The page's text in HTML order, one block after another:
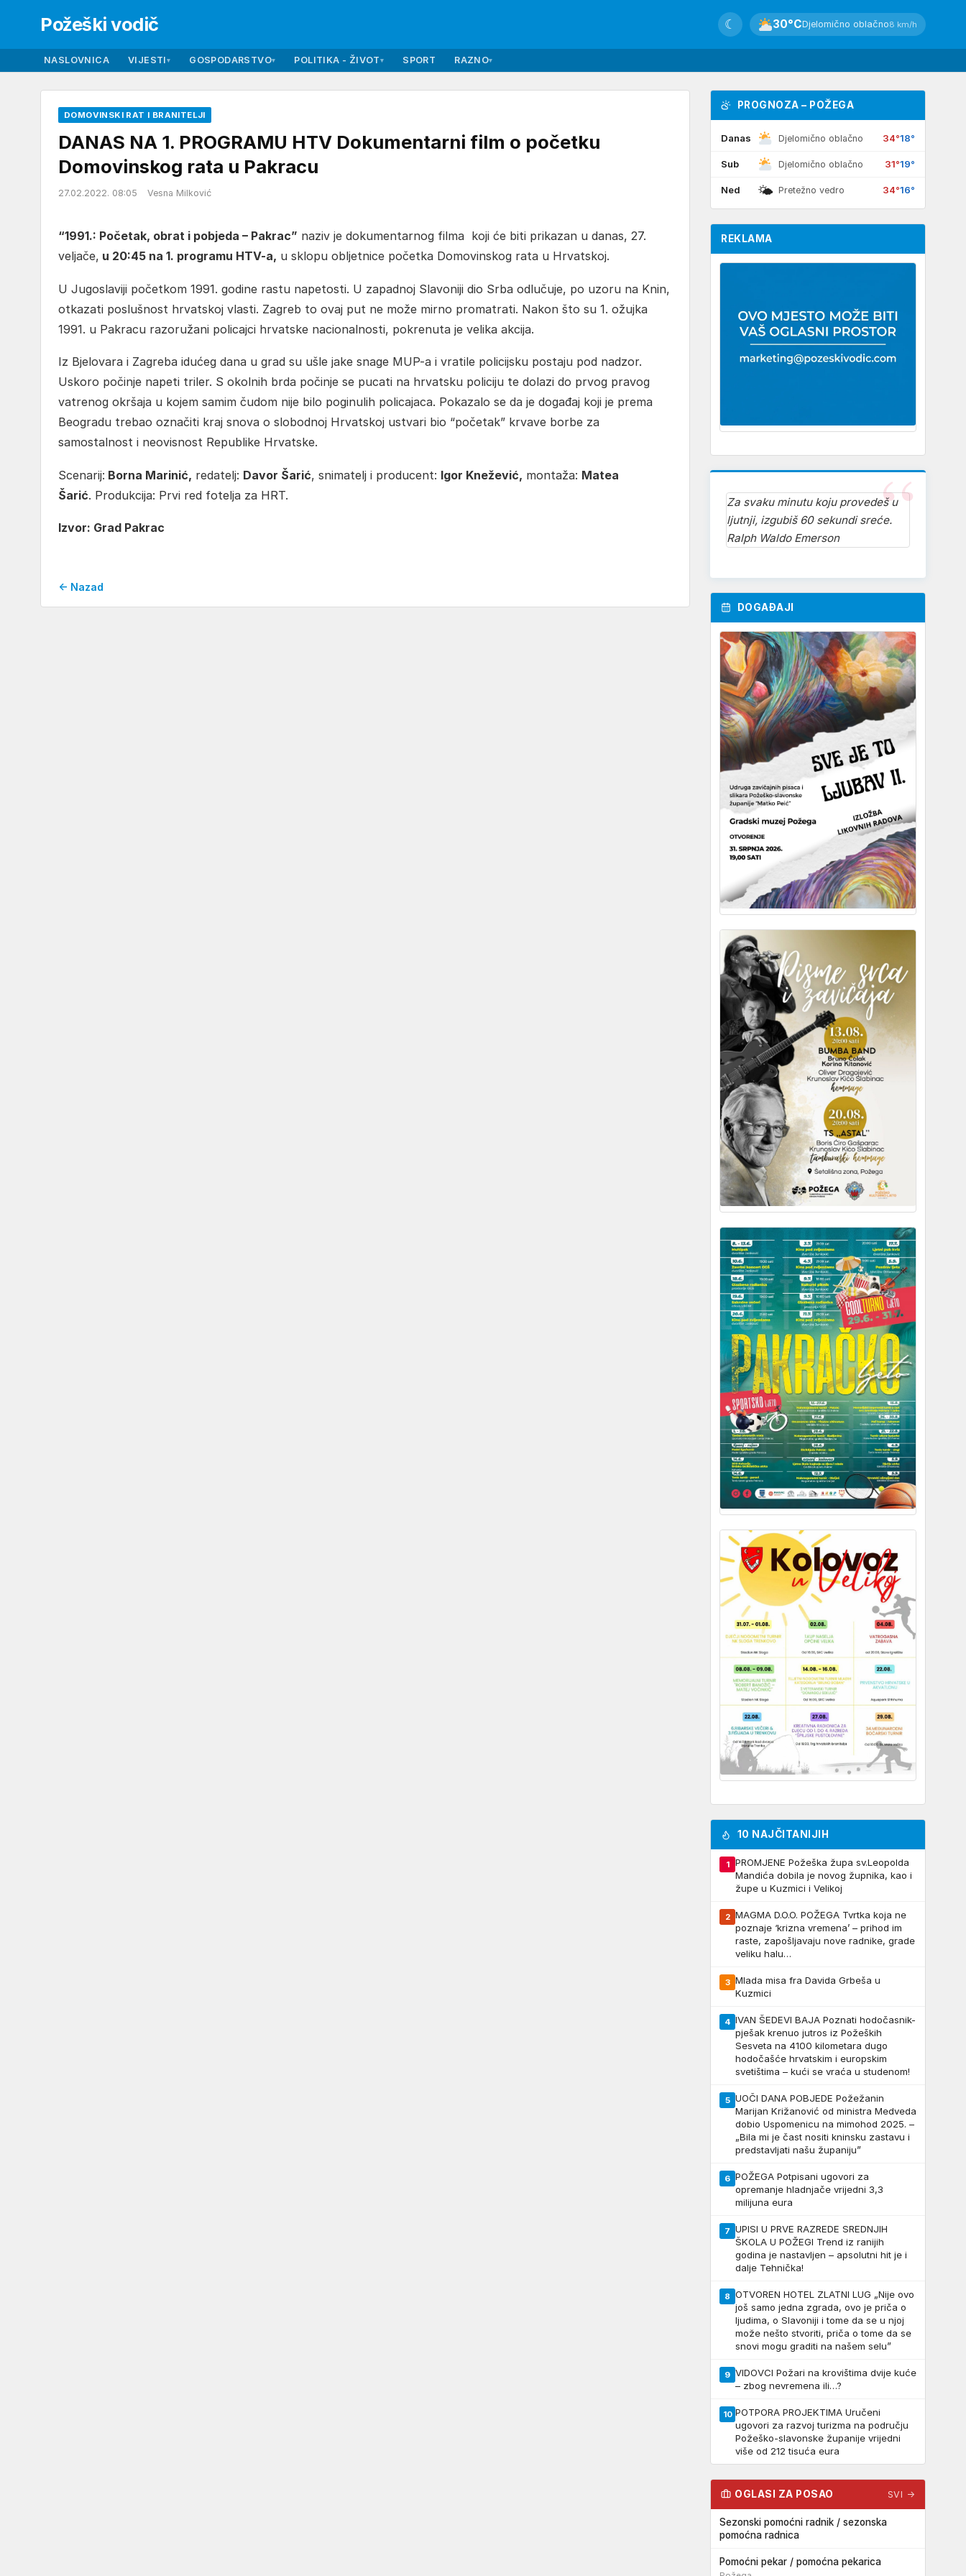
Požeški vodič 30°CDjelomično oblačno8 km/h
☾
NASLOVNICA VIJESTI▾ GOSPODARSTVO▾ POLITIKA - ŽIVOT▾ SPORT RAZNO▾
DOMOVINSKI RAT I BRANITELJI
DANAS NA 1. PROGRAMU HTV Dokumentarni film o početku
Domovinskog rata u Pakracu
27.02.2022. 08:05 Vesna Milković
“1991.: Početak, obrat i pobjeda – Pakrac” naziv je dokumentarnog filma koji će biti prikazan u danas, 27.
veljače, u 20:45 na 1. programu HTV-a, u sklopu obljetnice početka Domovinskog rata u Hrvatskoj.
U Jugoslaviji početkom 1991. godine rastu napetosti. U zapadnoj Slavoniji dio Srba odlučuje, po uzoru na Knin,
otkazati poslušnost hrvatskoj vlasti. Zagreb to ovaj put ne može mirno promatrati. Nakon što su 1. ožujka
1991. u Pakracu razoružani policajci hrvatske nacionalnosti, pokrenuta je velika akcija.
Iz Bjelovara i Zagreba idućeg dana u grad su ušle jake snage MUP-a i vratile policijsku postaju pod nadzor.
Uskoro počinje napeti triler. S okolnih brda počinje se pucati na hrvatsku policiju te dolazi do prvog pravog
vatrenog okršaja u kojem samim čudom nije bilo poginulih policajaca. Pokazalo se da je događaj koji je prema
Beogradu trebao označiti kraj snova o slobodnoj Hrvatskoj ustvari bio “početak” krvave borbe za
samostalnost i neovisnost Republike Hrvatske.
Scenarij: Borna Marinić, redatelj: Davor Šarić, snimatelj i producent: Igor Knežević, montaža: Matea
Šarić. Produkcija: Prvi red fotelja za HRT.
Izvor: Grad Pakrac
← Nazad
PROGNOZA – POŽEGA
Danas Djelomično oblačno 34°18°
Sub Djelomično oblačno 31°19°
Ned 🌤 Pretežno vedro 34°16°
REKLAMA
Za svaku minutu koju provedeš u
ljutnji, izgubiš 60 sekundi sreće.
Ralph Waldo Emerson
DOGAĐAJI
10 NAJČITANIJIH
1
PROMJENE Požeška župa sv.Leopolda
Mandića dobila je novog župnika, kao i
župe u Kuzmici i Velikoj
2 MAGMA D.O.O. POŽEGA Tvrtka koja ne
poznaje ‘krizna vremena’ – prihod im
raste, zapošljavaju nove radnike, grade
veliku halu…
3 Mlada misa fra Davida Grbeša u
Kuzmici
4 IVAN ŠEDEVI BAJA Poznati hodočasnik-
pješak krenuo jutros iz Požeških
Sesveta na 4100 kilometara dugo
hodočašće hrvatskim i europskim
svetištima – kući se vraća u studenom!
5 UOČI DANA POBJEDE Požežanin
Marijan Križanović od ministra Medveda
dobio Uspomenicu na mimohod 2025. –
„Bila mi je čast nositi kninsku zastavu i
predstavljati našu županiju”
6 POŽEGA Potpisani ugovori za
opremanje hladnjače vrijedni 3,3
milijuna eura
7 UPISI U PRVE RAZREDE SREDNJIH
ŠKOLA U POŽEGI Trend iz ranijih
godina je nastavljen – apsolutni hit je i
dalje Tehnička!
8 OTVOREN HOTEL ZLATNI LUG „Nije ovo
još samo jedna zgrada, ovo je priča o
ljudima, o Slavoniji i tome da se u njoj
može nešto stvoriti, priča o tome da se
snovi mogu graditi na našem selu”
9 VIDOVCI Požari na krovištima dvije kuće
– zbog nevremena ili…?
10 POTPORA PROJEKTIMA Uručeni
ugovori za razvoj turizma na području
Požeško-slavonske županije vrijedni
više od 212 tisuća eura
OGLASI ZA POSAO SVI →
Sezonski pomoćni radnik / sezonska
pomoćna radnica
Pomoćni pekar / pomoćna pekarica